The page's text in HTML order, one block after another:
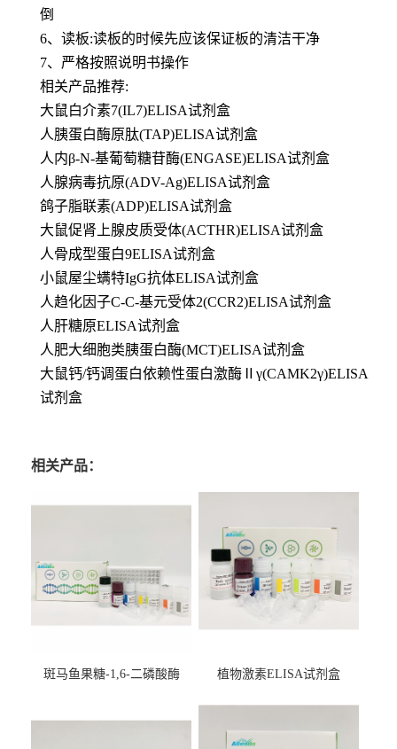
倒
6、读板:读板的时候先应该保证板的清洁干净
7、严格按照说明书操作
相关产品推荐:
大鼠白介素7(IL7)ELISA试剂盒
人胰蛋白酶原肽(TAP)ELISA试剂盒
人内β-N-基葡萄糖苷酶(ENGASE)ELISA试剂盒
人腺病毒抗原(ADV-Ag)ELISA试剂盒
鸽子脂联素(ADP)ELISA试剂盒
大鼠促肾上腺皮质受体(ACTHR)ELISA试剂盒
人骨成型蛋白9ELISA试剂盒
小鼠屋尘螨特IgG抗体ELISA试剂盒
人趋化因子C-C-基元受体2(CCR2)ELISA试剂盒
人肝糖原ELISA试剂盒
人肥大细胞类胰蛋白酶(MCT)ELISA试剂盒
大鼠钙/钙调蛋白依赖性蛋白激酶Ⅱγ(CAMK2γ)ELISA
试剂盒
相关产品：
斑马鱼果糖-1,6-二磷酸酶
盒
植物激素ELISA试剂盒